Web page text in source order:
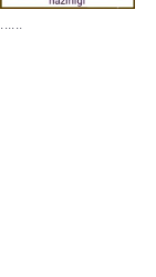
......